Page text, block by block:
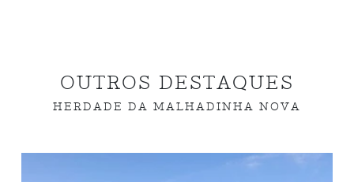
OUTROS DESTAQUES
HERDADE DA MALHADINHA NOVA